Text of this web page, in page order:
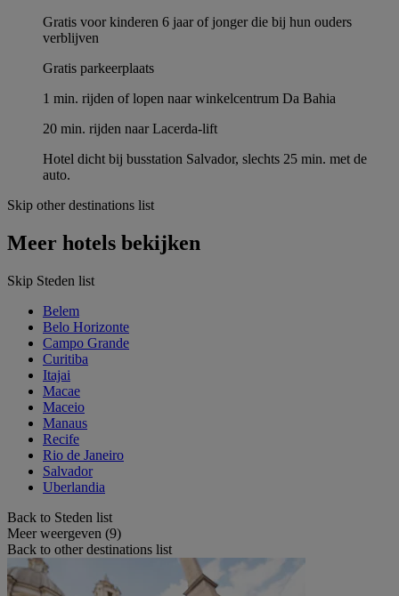
Gratis voor kinderen 6 jaar of jonger die bij hun ouders
verblijven
Gratis parkeerplaats
1 min. rijden of lopen naar winkelcentrum Da Bahia
20 min. rijden naar Lacerda-lift
Hotel dicht bij busstation Salvador, slechts 25 min. met de
auto.
Skip other destinations list
Meer hotels bekijken
Skip Steden list
Belem
Belo Horizonte
Campo Grande
Curitiba
Itajai
Macae
Maceio
Manaus
Recife
Rio de Janeiro
Salvador
Uberlandia
Back to Steden list
Meer weergeven (9)
Back to other destinations list